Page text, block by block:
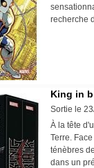
recherche
King in
Sortie le
À la tête
Terre.
ténèbres
dans un